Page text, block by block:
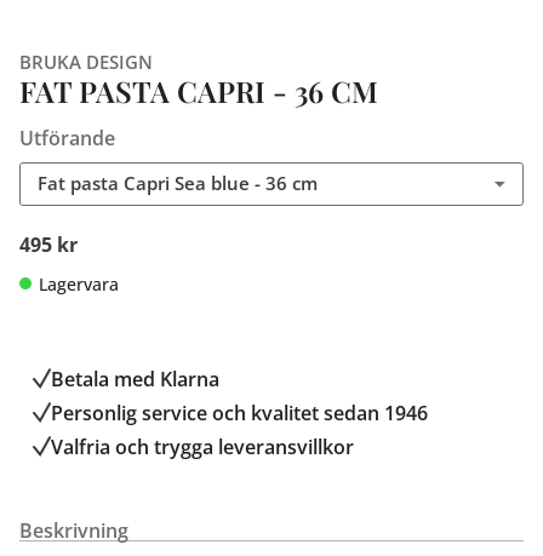
BRUKA DESIGN
FAT PASTA CAPRI - 36 CM
Utförande
Fat pasta Capri Sea blue - 36 cm
495 kr
Lagervara
Betala med Klarna
Personlig service och kvalitet sedan 1946
Valfria och trygga leveransvillkor
Beskrivning